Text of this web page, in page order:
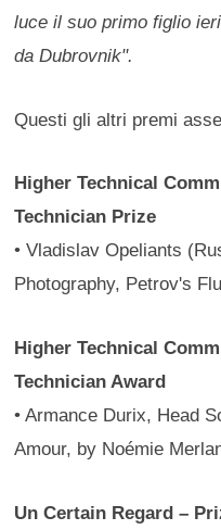
luce il suo primo figlio
da Dubrovnik".
Questi gli altri premi
Higher Technical
Technician Prize
• Vladislav Opeliants
Photography, Petrov's
Higher Technical
Technician Award
• Armance Durix, Head
Amour, by Noémie
Un Certain Regard –